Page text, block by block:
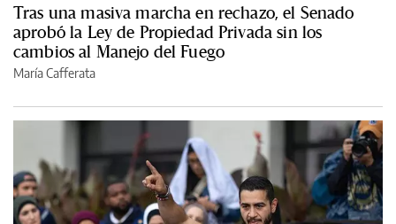
Tras una masiva marcha en rechazo, el Senado
aprobó la Ley de Propiedad Privada sin los
cambios al Manejo del Fuego
María Cafferata